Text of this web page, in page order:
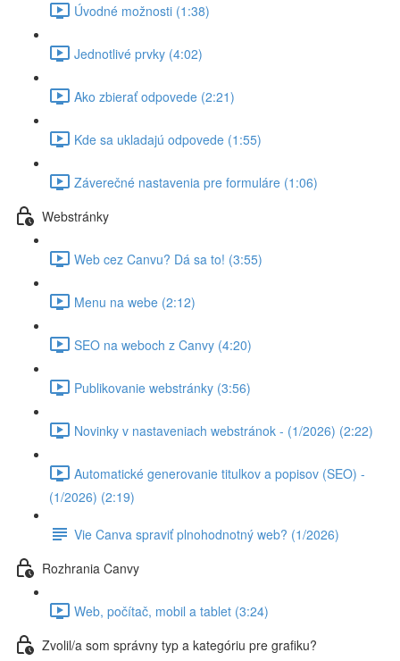
Úvodné možnosti (1:38)
Jednotlivé prvky (4:02)
Ako zbierať odpovede (2:21)
Kde sa ukladajú odpovede (1:55)
Záverečné nastavenia pre formuláre (1:06)
Webstránky
Web cez Canvu? Dá sa to! (3:55)
Menu na webe (2:12)
SEO na weboch z Canvy (4:20)
Publikovanie webstránky (3:56)
Novinky v nastaveniach webstránok - (1/2026) (2:22)
Automatické generovanie titulkov a popisov (SEO) -
(1/2026) (2:19)
Vie Canva spraviť plnohodnotný web? (1/2026)
Rozhrania Canvy
Web, počítač, mobil a tablet (3:24)
Zvolil/a som správny typ a kategóriu pre grafiku?